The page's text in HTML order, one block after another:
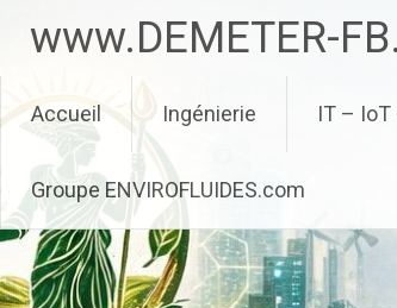
contenu
www.DEMETER-
Accueil Ingénierie IT – IoT
Groupe ENVIROFLUIDES.com